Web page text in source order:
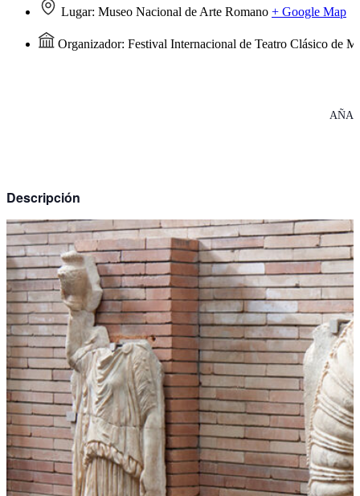
Lugar: Museo Nacional de Arte Romano + Google Map
Organizador: Festival Internacional de Teatro Clásico de
Descripción